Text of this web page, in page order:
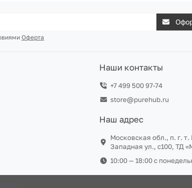
Оферта
Наши контакты
+7 499 500 97-74
store@purehub.ru
Наш адрес
Московская обл., п. г.
Западная ул., с100, ТД
10:00 — 18:00 c